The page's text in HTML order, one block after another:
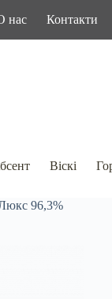
нас Контакти
Віскі
96,3%